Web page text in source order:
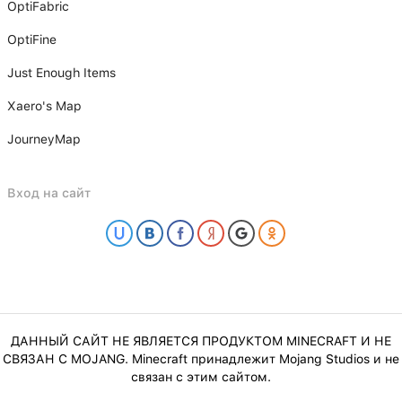
OptiFabric
OptiFine
Just Enough Items
Xаero's Mаp
JourneyMap
Вход на сайт
ДАННЫЙ САЙТ НЕ ЯВЛЯЕТСЯ ПРОДУКТОМ MINECRAFT И НЕ
СВЯЗАН С MOJANG. Minecraft принадлежит Mojang Studios и не
связан с этим сайтом.